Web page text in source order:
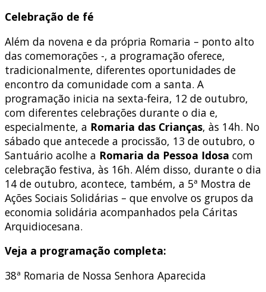
Celebração de fé
Além da novena e da própria Romaria – ponto alto
das comemorações -, a programação oferece,
tradicionalmente, diferentes oportunidades de
encontro da comunidade com a santa. A
programação inicia na sexta-feira, 12 de outubro,
com diferentes celebrações durante o dia e,
especialmente, a Romaria das Crianças, às 14h. No
sábado que antecede a procissão, 13 de outubro, o
Santuário acolhe a Romaria da Pessoa Idosa com
celebração festiva, às 16h. Além disso, durante o dia
14 de outubro, acontece, também, a 5ª Mostra de
Ações Sociais Solidárias – que envolve os grupos da
economia solidária acompanhados pela Cáritas
Arquidiocesana.
Veja a programação completa:
38ª Romaria de Nossa Senhora Aparecida